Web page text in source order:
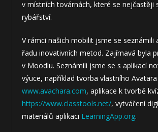
v místních továrnách, které se nejčastěji
rybářství.
V rámci našich mobilit jsme se seznámili
řadu inovativních metod. Zajímavá byla
v Moodlu. Seznámili jsme se s aplikací
výuce, například tvorba vlastního Avatara
www.avachara.com, aplikace k tvorbě
https://www.classtools.net/, vytváření
materiálů aplikaci LearningApp.org.